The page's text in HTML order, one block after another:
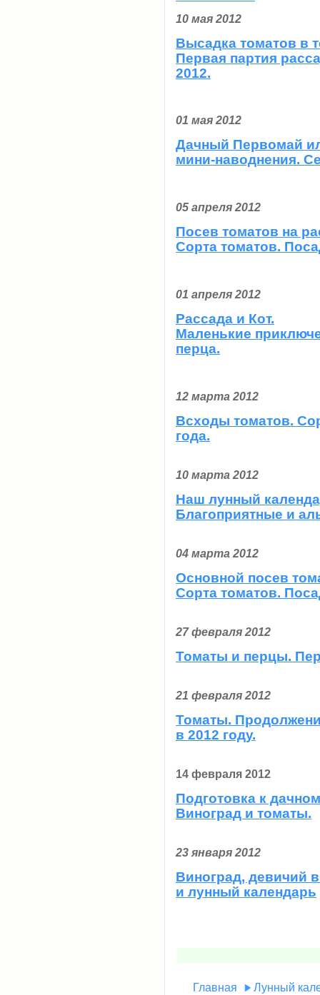
10 мая 2012
Высадка томатов в
Первая партия
2012.
01 мая 2012
Дачный Первомай
мини-наводнения.
05 апреля 2012
Посев томатов на
Сорта томатов.
01 апреля 2012
Рассада и Кот.
Маленькие
перца.
12 марта 2012
Всходы томатов.
года.
10 марта 2012
Наш лунный
Благоприятные и
04 марта 2012
Основной посев
Сорта томатов.
27 февраля 2012
Томаты и перцы.
21 февраля 2012
Томаты.
в 2012 году.
14 февраля 2012
Подготовка к
Виноград и томаты.
23 января 2012
Виноград, девичий
и лунный календарь
Главная Лунный